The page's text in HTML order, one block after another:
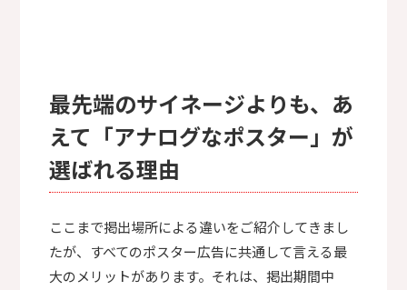
最先端のサイネージよりも、あ
えて「アナログなポスター」が
選ばれる理由
ここまで掲出場所による違いをご紹介してきまし
たが、すべてのポスター広告に共通して言える最
大のメリットがあります。それは、掲出期間中